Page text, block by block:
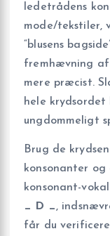
ledetrådens
mode/tekstiler,
“blusens
fremhævning af
mere præcist.
hele krydsordet
ungdommeligt
Brug de
konsonanter og
konsonant-
_ D _,
får du